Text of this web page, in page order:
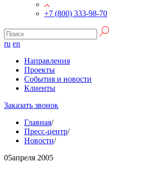
+7 (800) 333-98-70
ru en
Направления
Проекты
События и новости
Клиенты
Заказать звонок
Главная/
Пресс-центр/
Новости/
05апреля 2005